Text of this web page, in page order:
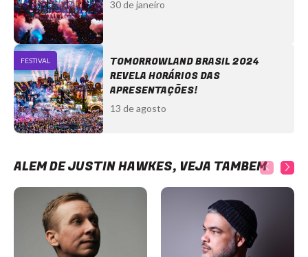
30 de janeiro
FESTIVAL
TOMORROWLAND BRASIL 2024
REVELA HORÁRIOS DAS
APRESENTAÇÕES!
13 de agosto
ALÉM DE JUSTIN HAWKES, VEJA TAMBÉM